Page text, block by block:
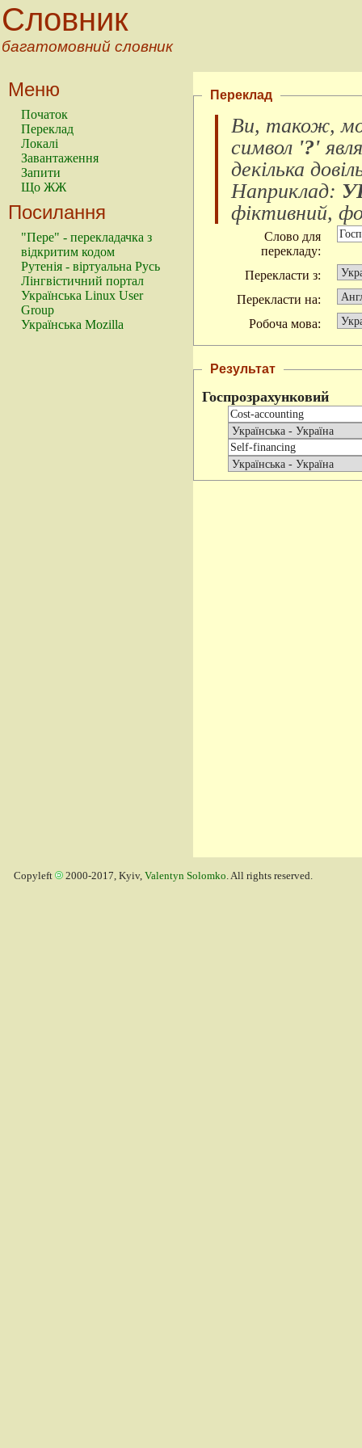
Словник
багатомовний словник
Меню
Початок
Переклад
Локалі
Завантаження
Запити
Що ЖЖ
Посилання
"Пере" - перекладачка з
відкритим кодом
Рутенія - віртуальна Русь
Лінгвістичний портал
Українська Linux User
Group
Українська Mozilla
Переклад
Ви, також,
символ '?'
декілька
Наприклад:
фіктивний,
Слово для
перекладу:
Перекласти з:
Перекласти на:
Робоча мова:
Результат
Госпрозрахунковий
Copyleft 2000-2017, Kyiv, Valentyn Solomko. All rights reserved.